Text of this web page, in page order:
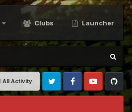
Clubs Launcher
All Activity
Twitter FacebookYoutubeGithub